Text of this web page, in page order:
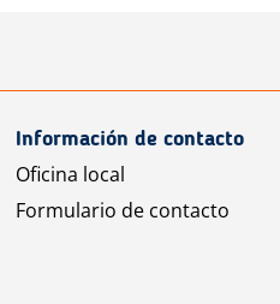
Información de contacto
Oficina local
Formulario de contacto